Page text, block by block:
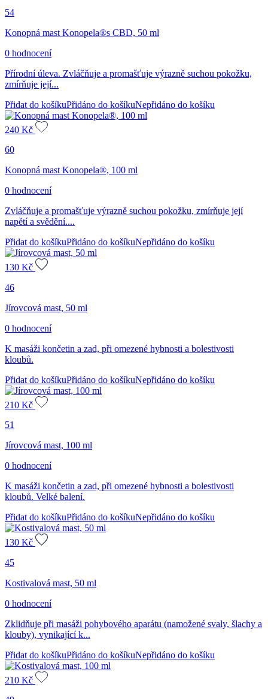
54
Konopná mast Konopela®s CBD, 50 ml
0 hodnocení
Přírodní úleva. Zvláčňuje a promašťuje výrazně suchou pokožku,
zmírňuje její...
Přidat do košíkuPřidáno do košíkuNepřidáno do košíku
240 Kč
60
Konopná mast Konopela®, 100 ml
0 hodnocení
Zvláčňuje a promašťuje výrazně suchou pokožku, zmírňuje její
napětí a svědění....
Přidat do košíkuPřidáno do košíkuNepřidáno do košíku
130 Kč
46
Jírovcová mast, 50 ml
0 hodnocení
K masáži končetin a zad, při omezené hybnosti a bolestivosti
kloubů.
Přidat do košíkuPřidáno do košíkuNepřidáno do košíku
210 Kč
51
Jírovcová mast, 100 ml
0 hodnocení
K masáži končetin a zad, při omezené hybnosti a bolestivosti
kloubů. Velké balení.
Přidat do košíkuPřidáno do košíkuNepřidáno do košíku
130 Kč
45
Kostivalová mast, 50 ml
0 hodnocení
Zklidňuje při masáži pohybového aparátu (namožené svaly, šlachy a
klouby), vynikající k...
Přidat do košíkuPřidáno do košíkuNepřidáno do košíku
210 Kč